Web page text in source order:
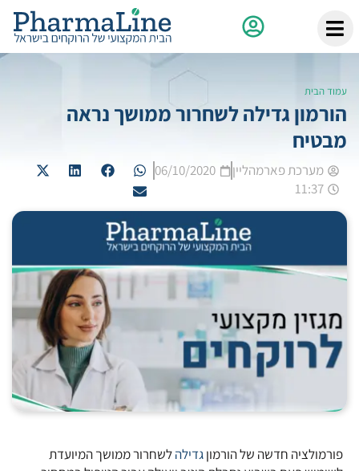
עמוד הבית
הורמון גדילה לשחרור ממושך נראה
מבטיח
מערכת פארמהליין
06/10/2020
11:37
פורמולציה חדשה של הורמוןגדילהלשחרור ממושך המיועדת